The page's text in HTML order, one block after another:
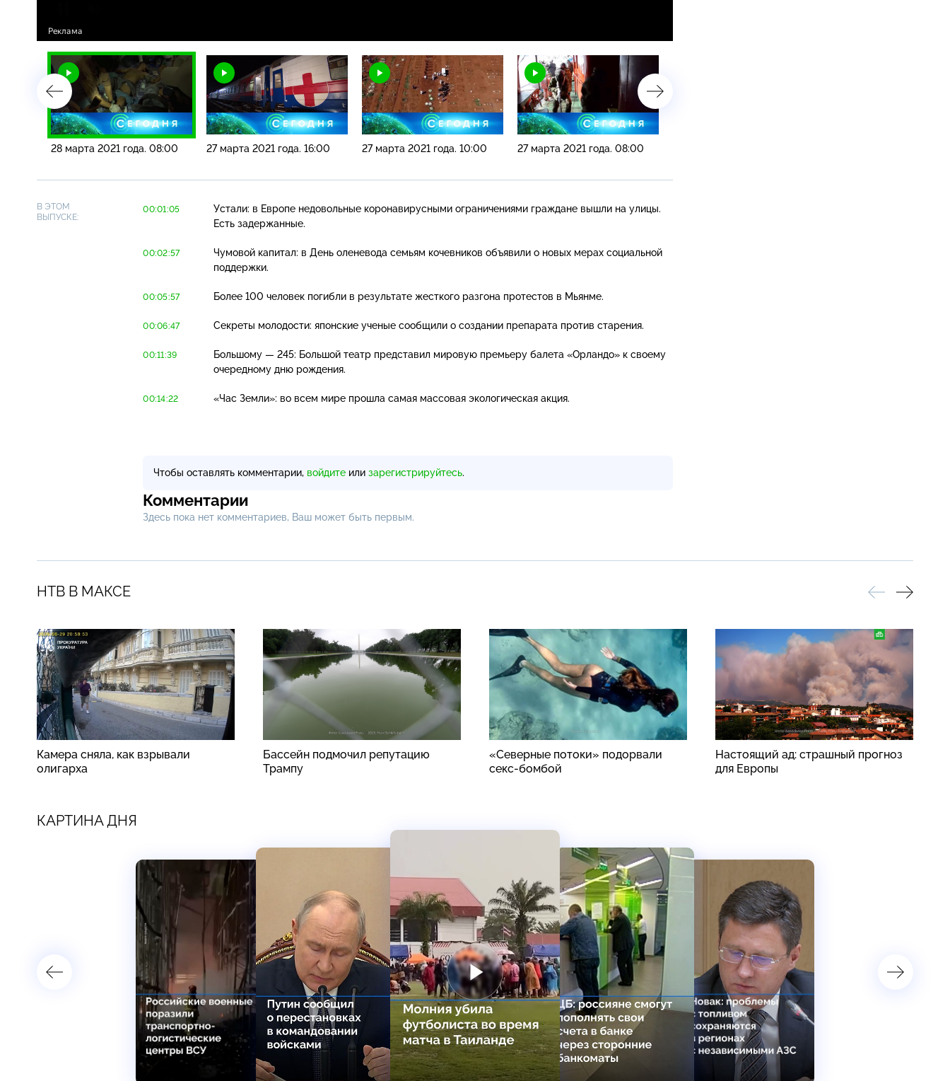
28 марта 2021 года. 08:00 27 марта 2021 года. 16:00 27 марта 2021 года. 10:00 27 марта 2021 года. 08:00
В ЭТОМ
ВЫПУСКЕ:
00:01:05
Устали: в Европе недовольные коронавирусными ограничениями граждане вышли на улицы.
Есть задержанные.
00:02:57
Чумовой капитал: в День оленевода семьям кочевников объявили о новых мерах социальной
поддержки.
00:05:57 Более 100 человек погибли в результате жесткого разгона протестов в Мьянме.
00:06:47 Секреты молодости: японские ученые сообщили о создании препарата против старения.
00:11:39
Большому — 245: Большой театр представил мировую премьеру балета «Орландо» к своему
очередному дню рождения.
00:14:22 «Час Земли»: во всем мире прошла самая массовая экологическая акция.
Чтобы оставлять комментарии, войдите или зарегистрируйтесь.
Комментарии
Здесь пока нет комментариев, Ваш может быть первым.
НТВ В МАКСЕ
Камера сняла, как взрывали
олигарха
Бассейн подмочил репутацию
Трампу
«Северные потоки» подорвали
секс-бомбой
Настоящий ад: страшный прогноз
для Европы
КАРТИНА ДНЯ